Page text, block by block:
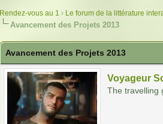
Rendez-vous au 1 › Le forum de la littérature
Avancement des Projets 2013
Avancement des Projets 2013
Voyageur
The travelling